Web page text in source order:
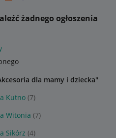
żadnego ogłoszenia
dla mamy i dziecka"
Kutno (7)
Witonia (7)
Sikórz (4)